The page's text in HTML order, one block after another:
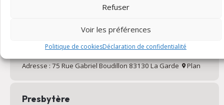
Refuser
Voir les préférences
Politique de cookiesDéclaration de confidentialité
Salle Sainte-Bernadette
Salle Saint-Maur
Adresse : 75 Rue Gabriel Boudillon 83130 La Garde Plan
Presbytère